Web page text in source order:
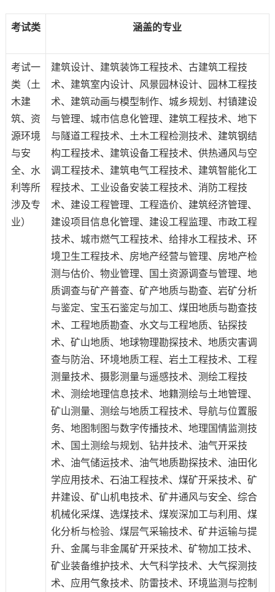
考试类 涵盖的专业
考试一
类（土
木建
筑、资
源环境
与安
全、水
利等所
涉及专
业）
建筑设计、建筑装饰工程技术、古建筑工程技
术、建筑室内设计、风景园林设计、
园林工程技
术、 建筑动画与模型制作、 城乡规划 、 村镇建设
与管理、城市信息化管理、建筑工程技术、 地下
与隧道工程技术、 土木工程检测技术、 建筑钢结
构工程技术、 建筑设备工程技术、 供热通风与空
调工程技术、 建筑电气工程技术、 建筑智能化工
程技术、工业设备安装工程技术、 消防工程技
术、 建设工程管理、 工程造价、 建筑经济管理、
建设项目信息化管理、 建设工程监理、 市政工程
技术、 城市燃气工程技术、 给排水工程技术、 环
境卫生工程技术、 房地产经营与管理、 房地产检
测与估价、 物业管理、 国土资源调查与管理、 地
质调查与矿产普查、 矿产地质与勘查、 岩矿分析
与鉴定、 宝玉石鉴定与加工、 煤田地质与勘查技
术、 工程地质勘查、 水文与工程地质、 钻探技
术、 矿山地质、 地球物理勘探技术、 地质灾害调
查与防治、 环境地质工程、 岩土工程技术、 工程
测量技术、摄影测量与遥感技术、 测绘工程技
术、 测绘地理信息技术、地籍测绘与土地管理、
矿山测量、 测绘与地质工程技术、 导航与位置服
务、 地图制图与数字传播技术、 地理国情监测技
术、 国土测绘与规划 、 钻井技术、 油气开采技
术、 油气储运技术、 油气地质勘探技术、 油田化
学应用技术、 石油工程技术、 煤矿开采技术、 矿
井建设、 矿山机电技术、 矿井通风与安全、 综合
机械化采煤、 选煤技术、 煤炭深加工与利用 、 煤
化分析与检验、 煤层气采输技术、 矿井运输与提
升、 金属与非金属矿开采技术、 矿物加工技术、
矿业装备维护技术、 大气科学技术、 大气探测技
术、 应用气象技术、 防雷技术、 环境监测与控制